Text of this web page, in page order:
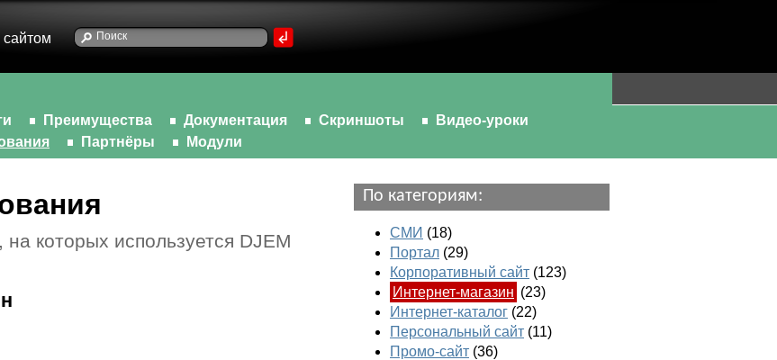
Преимущества Документация Скриншоты
Видео-уроки
Партнёры Модули
которых используется DJEM
По категориям:
СМИ (18)
Портал (29)
Корпоративный сайт (123)
Интернет-магазин (23)
Интернет-каталог (22)
Персональный сайт (11)
Промо-сайт (36)